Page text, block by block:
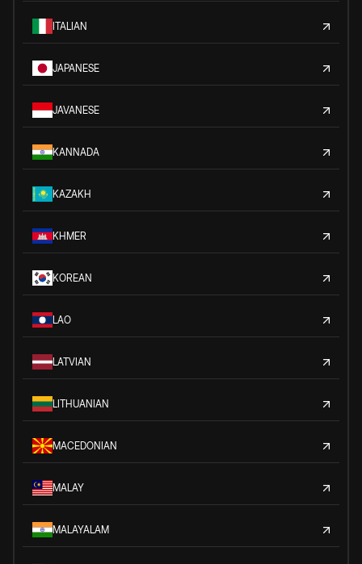
ITALIAN
JAPANESE
JAVANESE
KANNADA
KAZAKH
KHMER
KOREAN
LAO
LATVIAN
LITHUANIAN
MACEDONIAN
MALAY
MALAYALAM